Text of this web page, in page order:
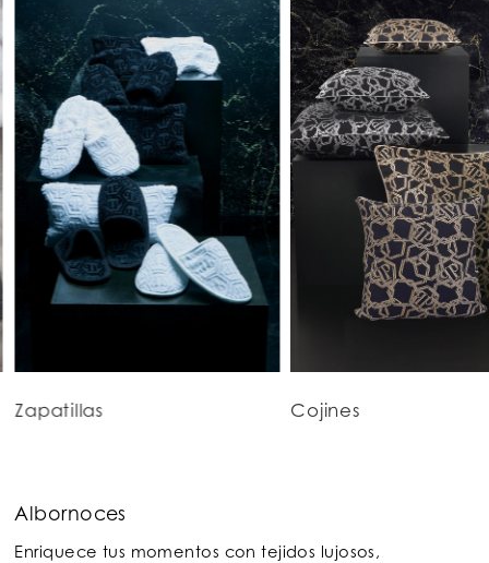
Zapatillas Cojines
Albornoces
Enriquece tus momentos con tejidos lujosos,